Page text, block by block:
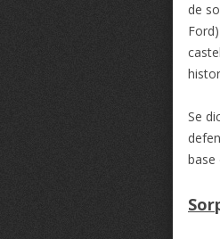
de
Se
base